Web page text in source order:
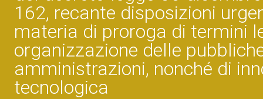
162, recante disposizioni
materia di proroga di termini
organizzazione delle
amministrazioni, nonché di
tecnologica